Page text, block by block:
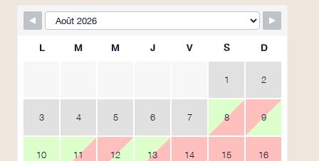
Skip Booking Form
L M M J V S D
1 2
3 4 5 6 7 8 9
10 11 12 13 14 15 16